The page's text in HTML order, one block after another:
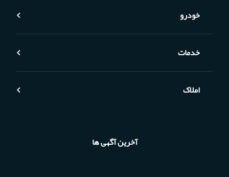
خودرو
خدمات
املاک
آخرین آگهی ها